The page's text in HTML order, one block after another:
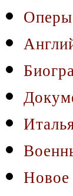
Оперы
Новое